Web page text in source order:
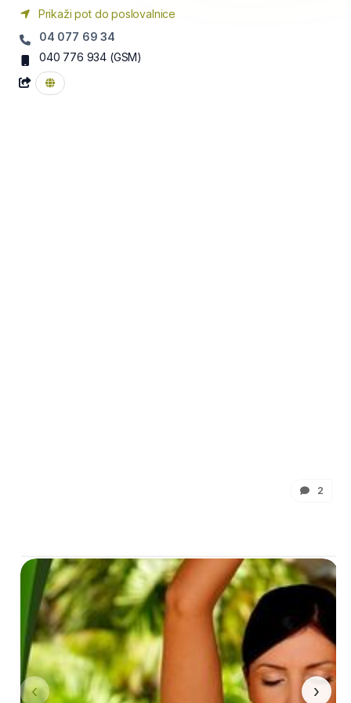
Prikaži pot do poslovalnice
04 077 69 34
040 776 934 (GSM)
2
‹ ›